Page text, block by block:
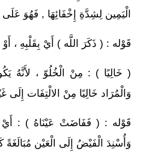
الْيَمِين لِشِدَّةِ إِخْفَائِهَا , فَهُوَ
قَوْله : ( ذَكَرَ اللَّه ) أَيْ بِقَلْبِهِ ، أَوْ
( خَالِيًا ) : مِنْ الْخُلُوّ ، لأَنَّهُ
وَالْمُرَاد خَالِيًا مِنْ الالْتِفَات إِلَى
قَوْله : ( فَفَاضَتْ عَيْنَاهُ ) :
وَأُسْنِدَ الْفَيْضُ إِلَى الْعَيْن